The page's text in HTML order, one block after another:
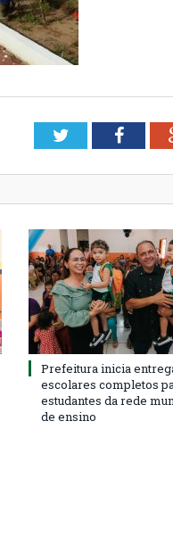
Twitter
Prefeitura inicia
escolares completos
estudantes da rede
de ensino